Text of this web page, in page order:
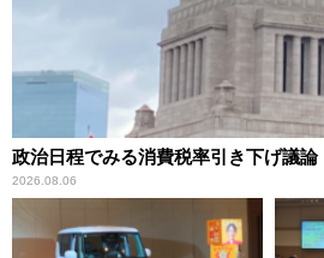
政治日程でみる消費税率引き下げ議論
2026.08.06